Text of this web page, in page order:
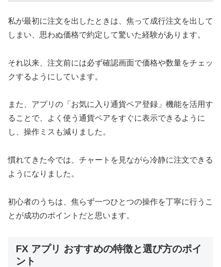
私が最初に注文を出したときは、焦って成行注文を出して
しまい、思わぬ価格で約定して驚いた経験があります。
それ以来、注文前には必ず確認画面で価格や数量をチェッ
クするようにしています。
また、アプリの「お気に入り通貨ペア登録」機能を活用す
ることで、よく使う通貨ペアをすぐに表示できるように
し、操作ミスも減りました。
慣れてきた今では、チャートを見ながら冷静に注文できる
ようになりました。
初心者のうちは、焦らず一つひとつの操作を丁寧に行うこ
とが成功のポイントだと思います。
FX アプリ おすすめの特徴と選び方のポイ
ント